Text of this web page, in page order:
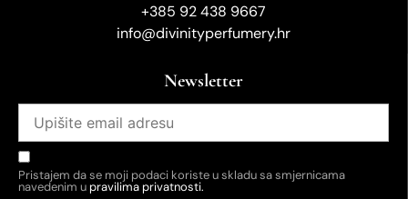
+385 92 438 9667
info@divinityperfumery.hr
Newsletter
Pristajem da se moji podaci koriste u skladu sa smjernicama
navedenim upravilima privatnosti.